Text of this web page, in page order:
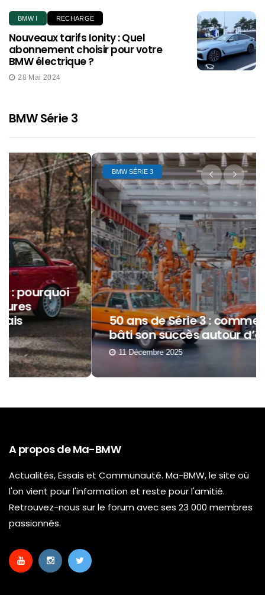
BMW I RECHARGE
Nouveaux tarifs Ionity : Quel
abonnement choisir pour votre
BMW électrique ?
28 Mai 2024
BMW Série 3
BMW SÉRIE 3
50 ans de Série 3 : comment BMW a
bâti son succès autour d’elle ?
11 Décembre 2025
A propos de Ma-BMW
Actualités, Essais et Communauté. Ma-BMW, le site où
l'on vient pour l'information et reste pour l'amitié.
Retrouvez-nous sur le forum avec ses 23 000 membres
passionnés.